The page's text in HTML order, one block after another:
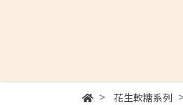
花生軟糖系列